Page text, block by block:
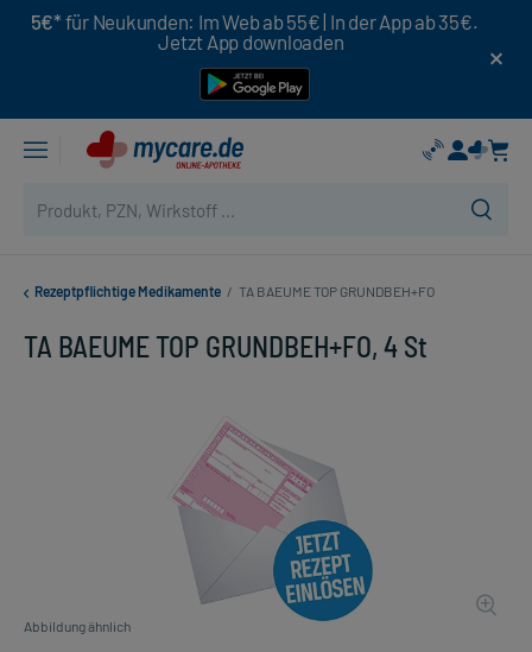
5€* für Neukunden: Im Web ab 55€ | In der App ab 35€.
Jetzt App downloaden
Rezeptpflichtige Medikamente / TA BAEUME TOP GRUNDBEH+FO
TA BAEUME TOP GRUNDBEH+FO, 4 St
Abbildung ähnlich